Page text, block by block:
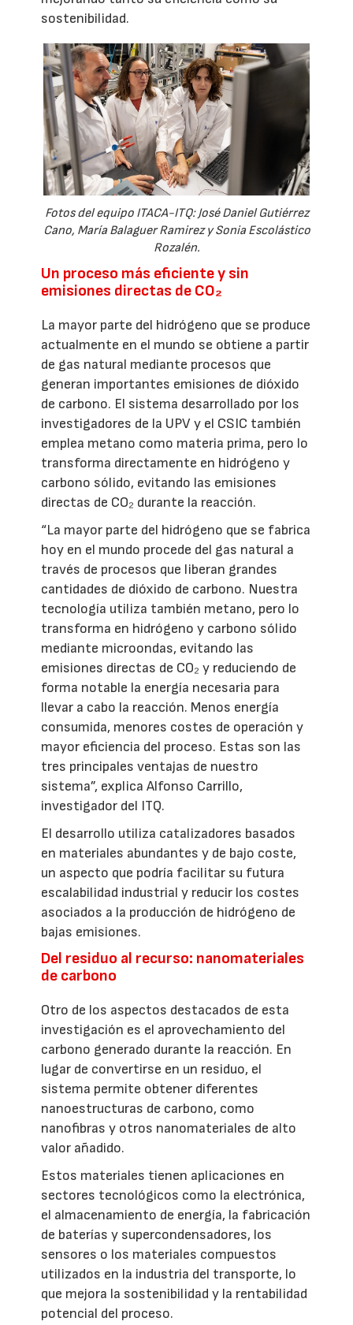
sostenibilidad.
Fotos del equipo ITACA-ITQ: José Daniel Gutiérrez
Cano, María Balaguer Ramirez y Sonia Escolástico
Rozalén.
Un proceso más eficiente y sin
emisiones directas de CO₂
La mayor parte del hidrógeno que se produce
actualmente en el mundo se obtiene a partir
de gas natural mediante procesos que
generan importantes emisiones de dióxido
de carbono. El sistema desarrollado por los
investigadores de la UPV y el CSIC también
emplea metano como materia prima, pero lo
transforma directamente en hidrógeno y
carbono sólido, evitando las emisiones
directas de CO₂ durante la reacción.
“La mayor parte del hidrógeno que se fabrica
hoy en el mundo procede del gas natural a
través de procesos que liberan grandes
cantidades de dióxido de carbono. Nuestra
tecnología utiliza también metano, pero lo
transforma en hidrógeno y carbono sólido
mediante microondas, evitando las
emisiones directas de CO₂ y reduciendo de
forma notable la energía necesaria para
llevar a cabo la reacción. Menos energía
consumida, menores costes de operación y
mayor eficiencia del proceso. Estas son las
tres principales ventajas de nuestro
sistema”, explica Alfonso Carrillo,
investigador del ITQ.
El desarrollo utiliza catalizadores basados
en materiales abundantes y de bajo coste,
un aspecto que podría facilitar su futura
escalabilidad industrial y reducir los costes
asociados a la producción de hidrógeno de
bajas emisiones.
Del residuo al recurso: nanomateriales
de carbono
Otro de los aspectos destacados de esta
investigación es el aprovechamiento del
carbono generado durante la reacción. En
lugar de convertirse en un residuo, el
sistema permite obtener diferentes
nanoestructuras de carbono, como
nanofibras y otros nanomateriales de alto
valor añadido.
Estos materiales tienen aplicaciones en
sectores tecnológicos como la electrónica,
el almacenamiento de energía, la fabricación
de baterías y supercondensadores, los
sensores o los materiales compuestos
utilizados en la industria del transporte, lo
que mejora la sostenibilidad y la rentabilidad
potencial del proceso.